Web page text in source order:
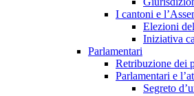
I cantoni e
Elezioni
Iniziativa
Parlamentari
Retribuzione dei
Parlamentari e
Segreto